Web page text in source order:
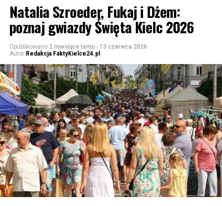
Natalia Szroeder, Fukaj i Dżem:
poznaj gwiazdy Święta Kielc 2026
Opublikowano 2 miesiące temu - 13 czerwca 2026
Autor Redakcja FaktyKielce24.pl